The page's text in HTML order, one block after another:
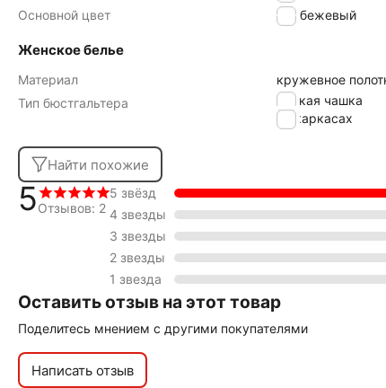
Основной цвет
бежевый
Женское белье
Материал
кружевное
Тип бюстгальтера
мягкая чашка
на каркасах
Найти похожие
5Отзывов: 2
5 звёзд
4 звезды
3 звезды
2 звезды
1 звезда
Оставить отзыв на этот товар
Поделитесь мнением с другими покупателями
Написать отзыв